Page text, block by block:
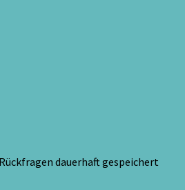
dauerhaft gespeichert